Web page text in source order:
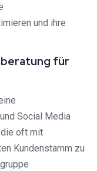
und ihre
für
Social Media
die oft mit
Kundenstamm zu